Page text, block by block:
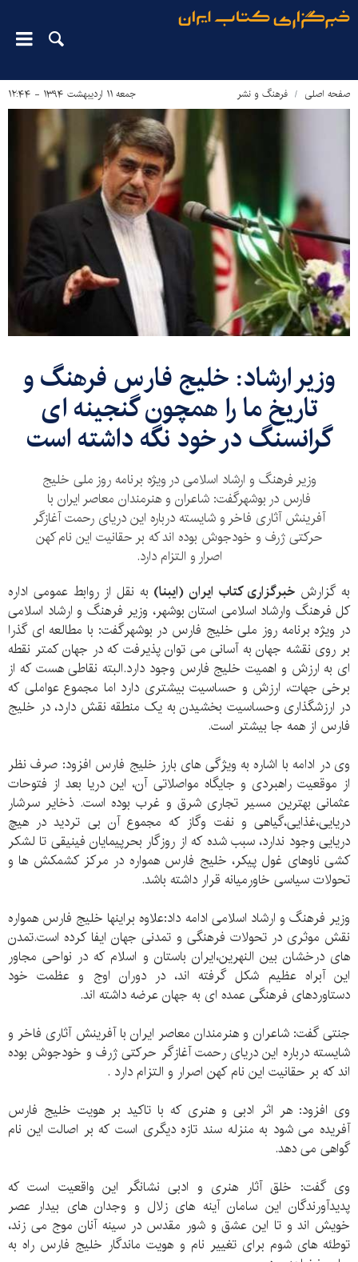
صفحه اصلی فرهنگ و نشر جمعه ۱۱ اردیبهشت ۱۳۹۴ - ۱۲:۴۴
وزیر ارشاد: خلیج فارس فرهنگ و
تاریخ ما را همچون گنجینه ای
گرانسنگ در خود نگه داشته است
وزیر فرهنگ و ارشاد اسلامی در ویژه برنامه روز ملی خلیج
فارس در بوشهرگفت: شاعران و هنرمندان معاصر ایران با
آفرینش آثاری فاخر و شایسته درباره این دریای رحمت آغازگر
حرکتی ژرف و خودجوش بوده اند که بر حقانیت این نام کهن
اصرار و التزام دارد.
به گزارش خبرگزاری کتاب ایران (ایبنا) به نقل از روابط عمومی اداره
کل فرهنگ وارشاد اسلامی استان بوشهر، وزیر فرهنگ و ارشاد اسلامی
در ویژه برنامه روز ملی خلیج فارس در بوشهرگفت: با مطالعه ای گذرا
بر روی نقشه جهان به آسانی می توان پذیرفت که در جهان کمتر نقطه
ای به ارزش و اهمیت خلیج فارس وجود دارد.البته نقاطی هست که از
برخی جهات، ارزش و حساسیت بیشتری دارد اما مجموع عواملی که
در ارزشگذاری وحساسیت بخشیدن به یک منطقه نقش دارد، در خلیج
فارس از همه جا بیشتر است.
وی در ادامه با اشاره به ویژگی های بارز خلیج فارس افزود: صرف نظر
از موقعیت راهبردی و جایگاه مواصلاتی آن، این دریا بعد از فتوحات
عثمانی بهترین مسیر تجاری شرق و غرب بوده است. ذخایر سرشار
دریایی،غذایی،گیاهی و نفت وگاز که مجموع آن بی تردید در هیچ
دریایی وجود ندارد، سبب شده که از روزگار بحرپیمایان فینیقی تا لشکر
کشی ناوهای غول پیکر، خلیج فارس همواره در مرکز کشمکش ها و
تحولات سیاسی خاورمیانه قرار داشته باشد.
وزیر فرهنگ و ارشاد اسلامی ادامه داد:علاوه براینها خلیج فارس همواره
نقش موثری در تحولات فرهنگی و تمدنی جهان ایفا کرده است.تمدن
های درخشان بین النهرین،ایران باستان و اسلام که در نواحی مجاور
این آبراه عظیم شکل گرفته اند، در دوران اوج و عظمت خود
دستاوردهای فرهنگی عمده ای به جهان عرضه داشته اند.
جنتی گفت: شاعران و هنرمندان معاصر ایران با آفرینش آثاری فاخر و
شایسته درباره این دریای رحمت آغازگر حرکتی ژرف و خودجوش بوده
اند که بر حقانیت این نام کهن اصرار و التزام دارد .
وی افزود: هر اثر ادبی و هنری که با تاکید بر هویت خلیج فارس
آفریده می شود به منزله سند تازه دیگری است که بر اصالت این نام
گواهی می دهد.
وی گفت: خلق آثار هنری و ادبی نشانگر این واقعیت است که
پدیدآورندگان این سامان آینه های زلال و وجدان های بیدار عصر
خویش اند و تا این عشق و شور مقدس در سینه آنان موج می زند،
توطئه های شوم برای تغییر نام و هویت ماندگار خلیج فارس راه به